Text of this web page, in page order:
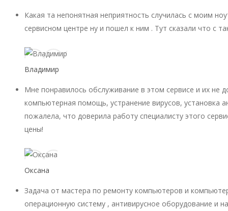
Какая та непонятная неприятность случилась с моим
сервисном центре ну и пошел к ним . Тут сказали что с
Владимир
Мне понравилось обслуживание в этом сервисе и их не
компьютерная помощь, устранение вирусов, установка
пожалела, что доверила работу специалисту этого
цены!
Оксана
Задача от мастера по ремонту компьютеров и
операционную систему , антивирусное оборудование и